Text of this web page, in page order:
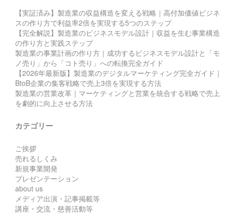
【実証済み】製造業の収益構造を変える戦略｜高付加価値ビジネ
スの作り方で利益率2倍を実現する5つのステップ
【完全解説】製造業のビジネスモデル設計｜収益を生む事業構造
の作り方と実践ステップ
製造業の事業計画の作り方｜成功するビジネスモデル設計と「モ
ノ売り」から「コト売り」への転換完全ガイド
【2026年最新版】製造業のデジタルマーケティング完全ガイド｜
BtoB企業の集客戦略で売上3倍を実現する方法
製造業の営業改革｜マーケティングと営業を統合する戦略で売上
を劇的に向上させる方法
カテゴリー
ご挨拶
売れるしくみ
新規事業開発
プレゼンテーション
about us
メディア出演・記事掲載等
講座・交流・慈善活動等